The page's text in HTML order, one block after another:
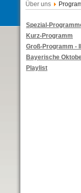
Über uns
Spezial-
Kurz-Programm
Groß-Programm -
Bayerische
Playlist